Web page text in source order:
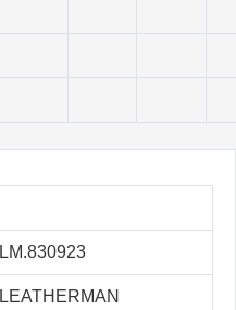
LM.830923
LEATHERMAN